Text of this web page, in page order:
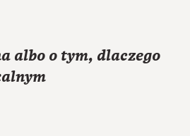
albo o tym, dlaczego